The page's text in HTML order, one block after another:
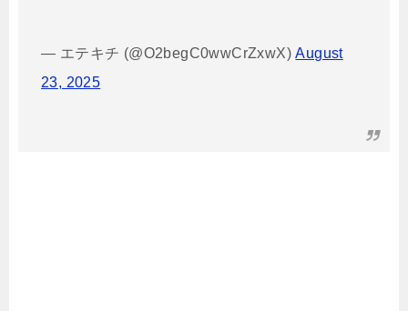
— エテキチ (@O2begC0wwCrZxwX)August
23, 2025